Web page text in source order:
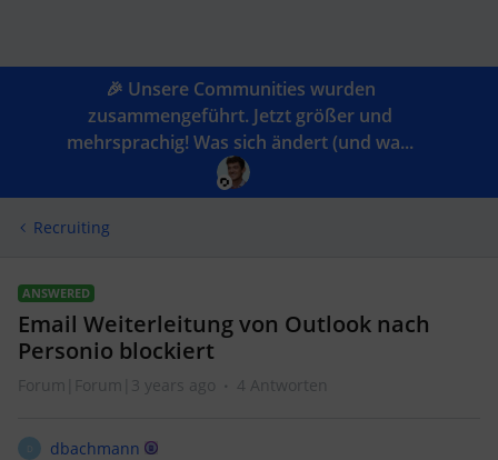
🎉 Unsere Communities wurden
zusammengeführt. Jetzt größer und
mehrsprachig! Was sich ändert (und wa...
Recruiting
ANSWERED
Email Weiterleitung von Outlook nach
Personio blockiert
Forum|Forum|3 years ago 4 Antworten
dbachmann